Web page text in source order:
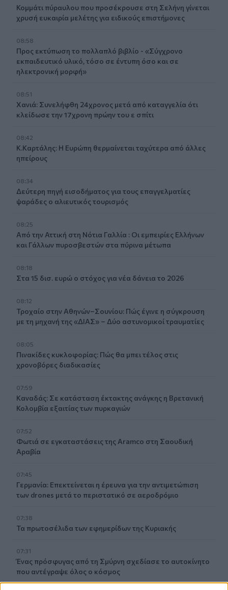
Κομμάτι πύραυλου που προσέκρουσε στη Σελήνη γίνεται
χρυσή ευκαιρία μελέτης για ειδικούς επιστήμονες
08:58
Προς εκτύπωση το πολλαπλό βιβλίο - «Σύγχρονο
εκπαιδευτικό υλικό, τόσο σε έντυπη όσο και σε
ηλεκτρονική μορφή»
08:51
Χανιά: Συνελήφθη 24χρονος μετά από καταγγελία ότι
κλείδωσε την 17χρονη πρώην του ε σπίτι
08:42
Κ.Καρτάλης: Η Ευρώπη θερμαίνεται ταχύτερα από άλλες
ηπείρους
08:34
Δεύτερη πηγή εισοδήματος για τους επαγγελματίες
ψαράδες ο αλιευτικός τουρισμός
08:25
Από την Αττική στη Νότια Γαλλία : Οι εμπειρίες Ελλήνων
και Γάλλων πυροσβεστών στα πύρινα μέτωπα
08:18
Στα 15 δισ. ευρώ ο στόχος για νέα δάνεια το 2026
08:12
Τροχαίο στην Αθηνών–Σουνίου: Πώς έγινε η σύγκρουση
με τη μηχανή της «ΔΙΑΣ» – Δύο αστυνομικοί τραυματίες
08:05
Πινακίδες κυκλοφορίας: Πώς θα μπει τέλος στις
χρονοβόρες διαδικασίες
07:59
Καναδάς: Σε κατάσταση έκτακτης ανάγκης η Βρετανική
Κολομβία εξαιτίας των πυρκαγιών
07:52
Φωτιά σε εγκαταστάσεις της Aramco στη Σαουδική
Αραβία
07:45
Γερμανία: Επεκτείνεται η έρευνα για την αντιμετώπιση
των drones μετά το περιστατικό σε αεροδρόμιο
07:38
Τα πρωτοσέλιδα των εφημερίδων της Κυριακής
07:31
Ένας πρόσφυγας από τη Σμύρνη σχεδίασε το αυτοκίνητο
που αντέγραψε όλος ο κόσμος